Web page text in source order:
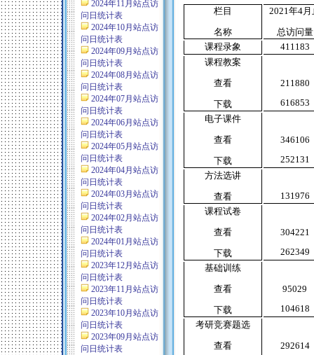
2024年11月站点访
问日统计表
2024年10月站点访
问日统计表
2024年09月站点访
问日统计表
2024年08月站点访
问日统计表
2024年07月站点访
问日统计表
2024年06月站点访
问日统计表
2024年05月站点访
问日统计表
2024年04月站点访
问日统计表
2024年03月站点访
问日统计表
2024年02月站点访
问日统计表
2024年01月站点访
问日统计表
2023年12月站点访
问日统计表
2023年11月站点访
问日统计表
2023年10月站点访
问日统计表
2023年09月站点访
问日统计表
栏目
名称
2021年4月
总访问量
课程录象
411183
课程教案
查看
下载
211880
616853
电子课件
查看
下载
346106
252131
方法选讲
查看
131976
课程试卷
查看
下载
304221
262349
基础训练
查看
下载
95029
104618
考研竞赛题选
查看
292614